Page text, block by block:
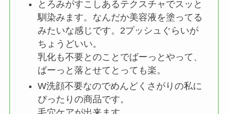
とろみがすこしあるテクスチャでスッと
馴染みます。なんだか美容液を塗ってる
みたいな感じです。2プッシュぐらいが
ちょうどいい。
乳化も不要とのことでばーっとやって、
ばーっと落とせてとっても楽。
W洗顔不要なのでめんどくさがりの私に
ぴったりの商品です。